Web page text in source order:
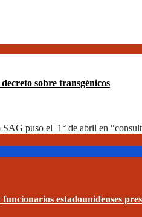
sobre transgénicos
puso el 1° de abril en
estadounidenses